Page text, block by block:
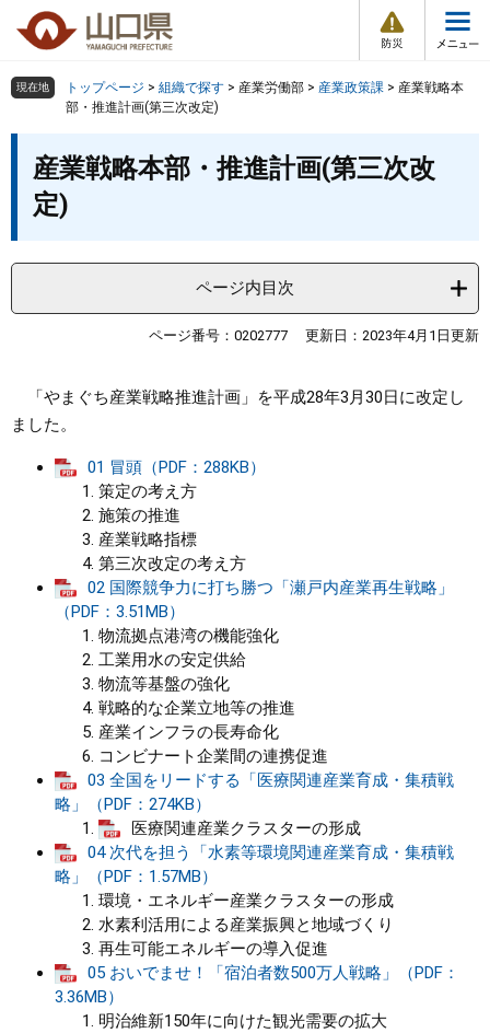
の
頭
ー
飛
情
報
メ
ュ
組織で探す
教育・文化・スポーツ
しごと・産業・観光
まちづくり
県政情報
検索の仕方 組織で探す サイトマップで探す
現在地 トップページ > 組織で探す > 産業労働部 > 産業政策課 > 産業戦略本
部・推進計画(第三次改定)
産業戦略本部・推進計画(第三次改
定)
ページ内目次
ページ番号：0202777 更新日：2023年4月1日更新
「やまぐち産業戦略推進計画」を平成28年3月30日に改定し
ました。
01 冒頭（PDF：288KB）
策定の考え方
施策の推進
産業戦略指標
第三次改定の考え方
02 国際競争力に打ち勝つ「瀬戸内産業再生戦略」
（PDF：3.51MB）
物流拠点港湾の機能強化
工業用水の安定供給
物流等基盤の強化
戦略的な企業立地等の推進
産業インフラの長寿命化
コンビナート企業間の連携促進
03 全国をリードする「医療関連産業育成・集積戦
略」（PDF：274KB）
医療関連産業クラスターの形成
04 次代を担う「水素等環境関連産業育成・集積戦
略」（PDF：1.57MB）
環境・エネルギー産業クラスターの形成
水素利活用による産業振興と地域づくり
再生可能エネルギーの導入促進
05 おいでませ！「宿泊者数500万人戦略」（PDF：
3.36MB）
明治維新150年に向けた観光需要の拡大